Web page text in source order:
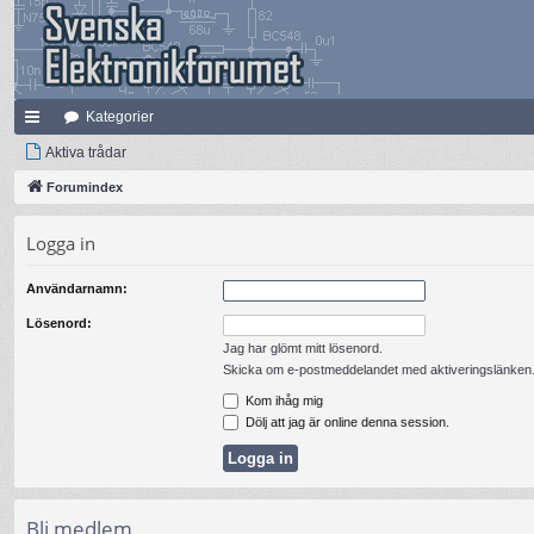
na
bb
ar
Kategorier
Aktiva trådar
Forumindex
Logga in
Användarnamn:
Lösenord:
Jag har glömt mitt lösenord.
Skicka om e-postmeddelandet med aktiveringslänken.
Kom ihåg mig
Dölj att jag är online denna session.